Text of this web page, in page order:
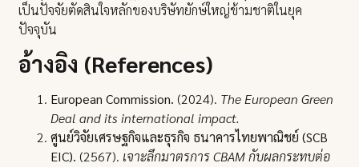
เป็นปัจจัยตัดสินใจหลักของบริษัทยักษ์ใหญ่ข้ามชาติในยุค
ปัจจุบัน
อ้างอิง (References)
European Commission. (2024). The European Green
Deal and its international impact.
ศูนย์วิจัยเศรษฐกิจและธุรกิจ ธนาคารไทยพาณิชย์ (SCB
EIC). (2567).เจาะลึกมาตรการ CBAM กับผลกระทบต่อ